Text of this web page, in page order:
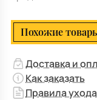
Похожие
Доставка и
Как заказать
Правила